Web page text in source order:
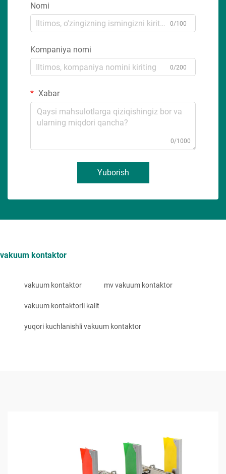
Nomi
0/100
Kompaniya nomi
0/200
Xabar
0/1000
Yuborish
vakuum kontaktor
vakuum kontaktor mv vakuum kontaktor
vakuum kontaktorli kalit
yuqori kuchlanishli vakuum kontaktor